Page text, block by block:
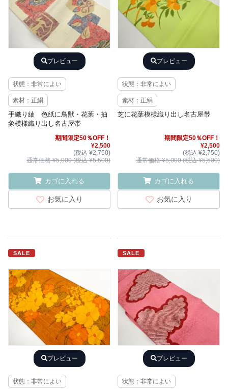
プレビュー
状態：非常によい
素材：正絹
手織り紬 色紙に鳥獣・花葉・抽
象模様織り出し名古屋帯
期間限定50％OFF！
¥2,500
(税込 ¥2,750)
通常価格 ¥5,000 (税込 ¥5,500)
カゴに入れる
お気に入り
プレビュー
状態：非常によい
素材：正絹
芝に花葉模様織り出し名古屋帯
期間限定50％OFF！
¥2,500
(税込 ¥2,750)
通常価格 ¥5,000 (税込 ¥5,500)
カゴに入れる
お気に入り
SALE
プレビュー
状態：非常によい
SALE
プレビュー
状態：非常によい